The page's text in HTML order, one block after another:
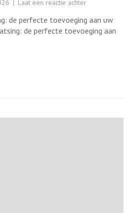
Laat een reactie achterop
van
uw
tuinhuis:
de perfecte toevoeging aan uw
de perfecte toevoeging aan